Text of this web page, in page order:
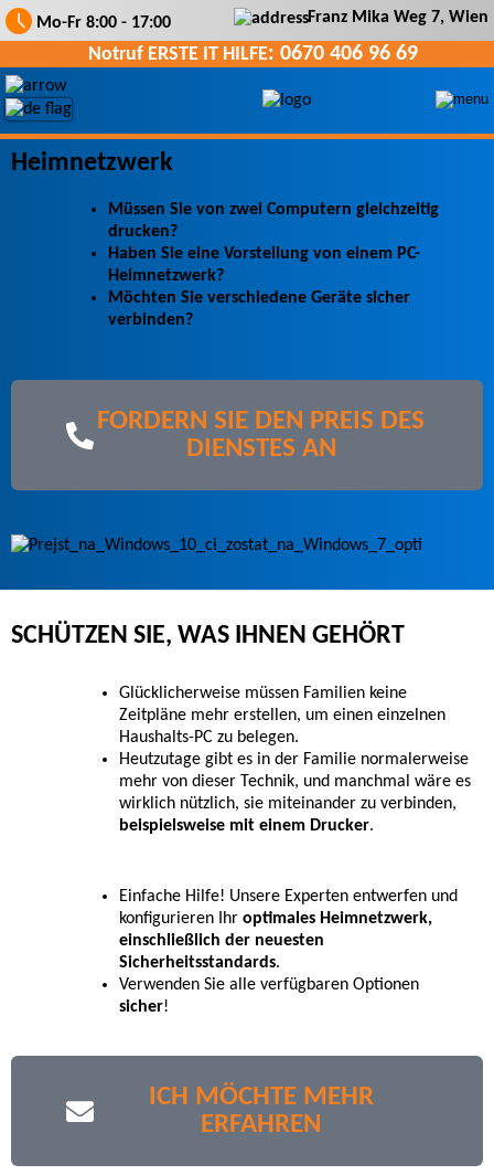
Mo-Fr 8:00 - 17:00 Franz Mika Weg 7, Wien
Notruf ERSTE IT HILFE: 0670 406 96 69
Heimnetzwerk
Müssen Sie von zwei Computern gleichzeitig
drucken?
Haben Sie eine Vorstellung von einem PC-
Heimnetzwerk?
Möchten Sie verschiedene Geräte sicher
verbinden?
FORDERN SIE DEN PREIS DES
DIENSTES AN
SCHÜTZEN SIE, WAS IHNEN GEHÖRT
Glücklicherweise müssen Familien keine
Zeitpläne mehr erstellen, um einen einzelnen
Haushalts-PC zu belegen.
Heutzutage gibt es in der Familie normalerweise
mehr von dieser Technik, und manchmal wäre es
wirklich nützlich, sie miteinander zu verbinden,
beispielsweise mit einem Drucker.
Einfache Hilfe! Unsere Experten entwerfen und
konfigurieren Ihr optimales Heimnetzwerk,
einschließlich der neuesten
Sicherheitsstandards.
Verwenden Sie alle verfügbaren Optionen
sicher!
ICH MÖCHTE MEHR
ERFAHREN